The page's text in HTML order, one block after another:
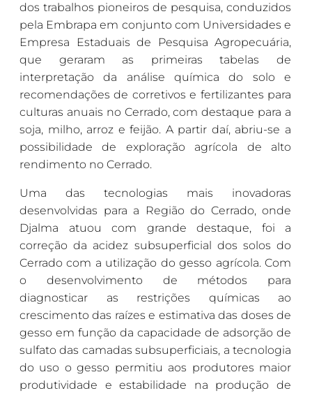
dos trabalhos pioneiros de pesquisa, conduzidos
pela Embrapa em conjunto com Universidades e
Empresa Estaduais de Pesquisa Agropecuária,
que geraram as primeiras tabelas de
interpretação da análise química do solo e
recomendações de corretivos e fertilizantes para
culturas anuais no Cerrado, com destaque para a
soja, milho, arroz e feijão. A partir daí, abriu-se a
possibilidade de exploração agrícola de alto
rendimento no Cerrado.
Uma das tecnologias mais inovadoras
desenvolvidas para a Região do Cerrado, onde
Djalma atuou com grande destaque, foi a
correção da acidez subsuperficial dos solos do
Cerrado com a utilização do gesso agrícola. Com
o desenvolvimento de métodos para
diagnosticar as restrições químicas ao
crescimento das raízes e estimativa das doses de
gesso em função da capacidade de adsorção de
sulfato das camadas subsuperficiais, a tecnologia
do uso o gesso permitiu aos produtores maior
produtividade e estabilidade na produção de